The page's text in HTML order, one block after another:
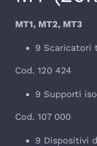
MT1, MT2, MT3
9 Scaricatori
Cod. 120 424
9 Supporti
Cod. 107 000
9 Dispositivi